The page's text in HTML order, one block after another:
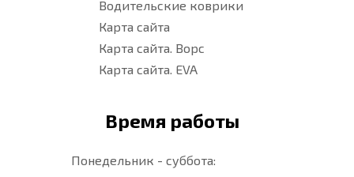
Водительские коврики
Карта сайта
Карта сайта. Ворс
Карта сайта. EVA
Время работы
Понедельник - суббота: